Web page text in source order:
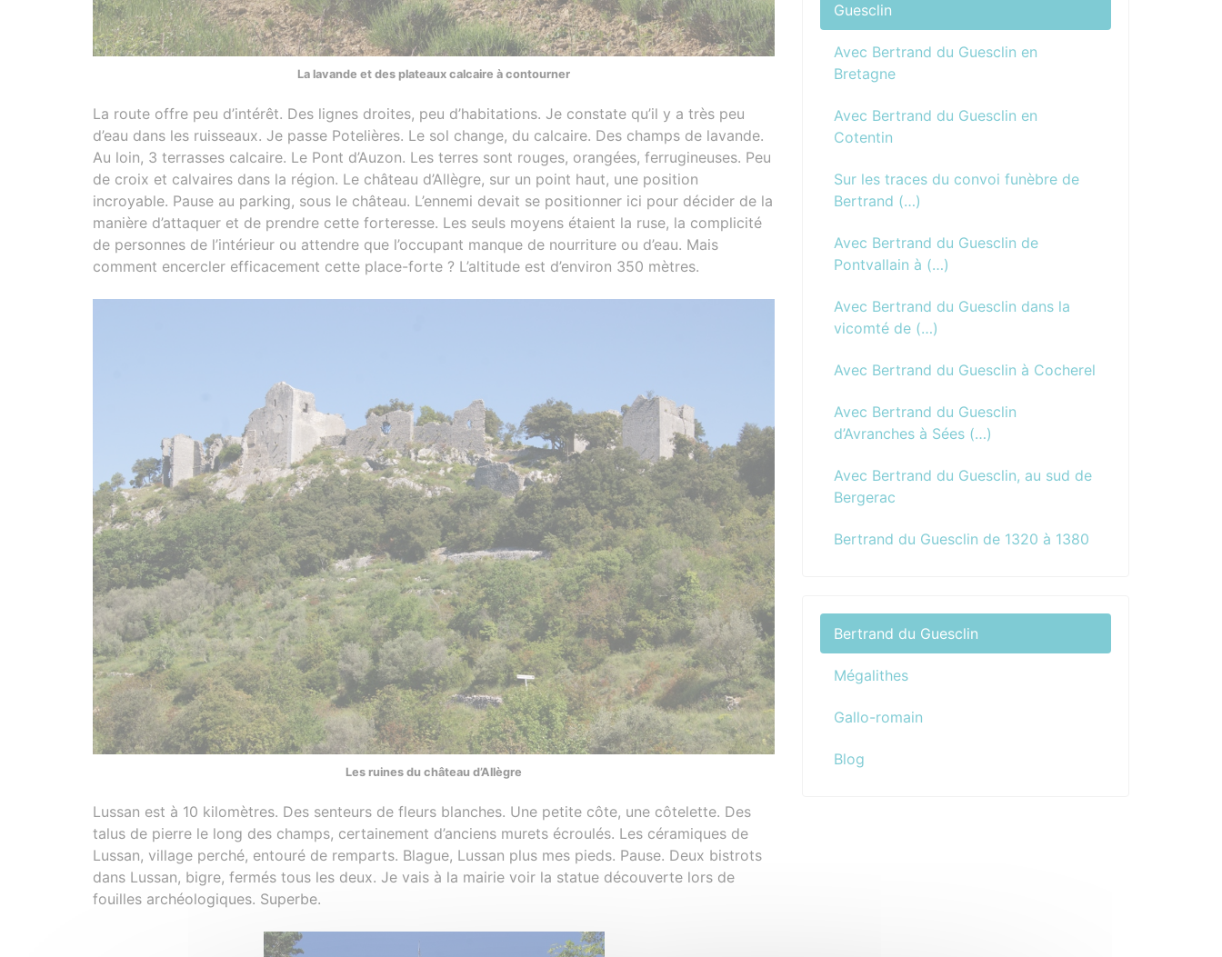
La lavande et des plateaux calcaire à contourner
La route offre peu d’intérêt. Des lignes droites, peu d’habitations. Je constate qu’il y a très peu
d’eau dans les ruisseaux. Je passe Potelières. Le sol change, du calcaire. Des champs de lavande.
Au loin, 3 terrasses calcaire. Le Pont d’Auzon. Les terres sont rouges, orangées, ferrugineuses. Peu
de croix et calvaires dans la région. Le château d’Allègre, sur un point haut, une position
incroyable. Pause au parking, sous le château. L’ennemi devait se positionner ici pour décider de la
manière d’attaquer et de prendre cette forteresse. Les seuls moyens étaient la ruse, la complicité
de personnes de l’intérieur ou attendre que l’occupant manque de nourriture ou d’eau. Mais
comment encercler efficacement cette place-forte ? L’altitude est d’environ 350 mètres.
Les ruines du château d’Allègre
Lussan est à 10 kilomètres. Des senteurs de fleurs blanches. Une petite côte, une côtelette. Des
talus de pierre le long des champs, certainement d’anciens murets écroulés. Les céramiques de
Lussan, village perché, entouré de remparts. Blague, Lussan plus mes pieds. Pause. Deux bistrots
dans Lussan, bigre, fermés tous les deux. Je vais à la mairie voir la statue découverte lors de
fouilles archéologiques. Superbe.
Guesclin
Avec Bertrand du Guesclin en
Bretagne
Avec Bertrand du Guesclin en
Cotentin
Sur les traces du convoi funèbre de
Bertrand (…)
Avec Bertrand du Guesclin de
Pontvallain à (…)
Avec Bertrand du Guesclin dans la
vicomté de (…)
Avec Bertrand du Guesclin à Cocherel
Avec Bertrand du Guesclin
d’Avranches à Sées (…)
Avec Bertrand du Guesclin, au sud de
Bergerac
Bertrand du Guesclin de 1320 à 1380
Bertrand du Guesclin
Mégalithes
Gallo-romain
Blog